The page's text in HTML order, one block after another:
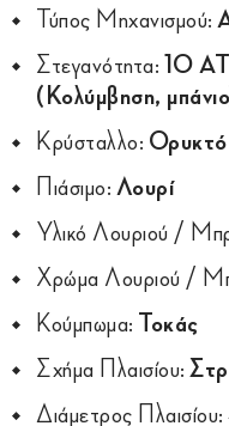
Τύπος Μηχανισμού:
Στεγανότητα: 10
(Κολύμβηση,
Κρύσταλλο: Ορυκτό
Πιάσιμο: Λουρί
Υλικό Λουριού /
Χρώμα Λουριού /
Κούμπωμα:
Τοκάς
Σχήμα Πλαισίου:
Διάμετρος Πλαισίου: